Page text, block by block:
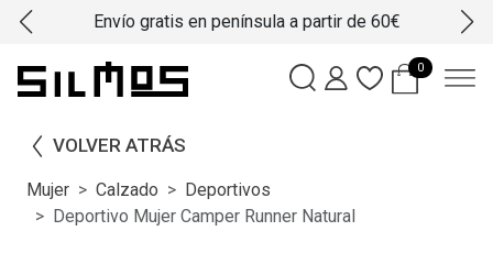
Envío gratis en península a partir de 60€
0
VOLVER ATRÁS
Mujer Calzado
Deportivos
Deportivo Mujer Camper Runner Natural